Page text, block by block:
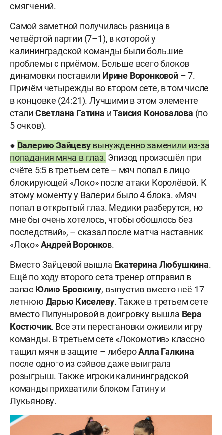
смягчений.
Самой заметной получилась разница в
четвёртой партии (7–1), в которой у
калининградской команды были большие
проблемы с приёмом. Больше всего блоков
динамовки поставили Ирине Воронковой – 7.
Причём четырежды во втором сете, в том числе
в концовке (24:21). Лучшими в этом элементе
стали Светлана Гатина иТаисия Коновалова (по
5 очков).
● Валерию Зайцевувынужденно заменили из-за
попадания мяча в глаз. Эпизод произошёл при
счёте 5:5 в третьем сете – мяч попал в лицо
блокирующей «Локо» после атаки Королёвой. К
этому моменту у Валерии было 4 блока. «Мяч
попал в открытый глаз. Медики разберутся, но
мне бы очень хотелось, чтобы обошлось без
последствий», – сказал после матча наставник
«Локо»Андрей Воронков.
Вместо Зайцевой вышла Екатерина Любушкина.
Ещё по ходу второго сета тренер отправил в
запас Юлию Бровкину, выпустив вместо неё 17-
летнюю Дарью Киселеву. Также в третьем сете
вместо Пипуныровой в доигровку вышла Вера
Костючик. Все эти перестановки оживили игру
команды. В третьем сете «Локомотив» классно
тащил мячи в защите – либероАлла Галкина
после одного из сэйвов даже выиграла
розыгрыш. Также игроки калининградской
команды прихватили блоком Гатину и
Лукьянову.